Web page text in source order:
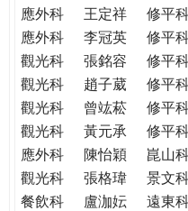
應外科
王定祥 修平
應外科
李冠英 修平
觀光科
張銘容 修平
觀光科
趙子葳 修平
觀光科
曾竑菘 修平
觀光科
黃元承 修平
應外科
陳怡穎 崑山
觀光科
張格瑋 景文
餐飲科
盧泇妘 遠東